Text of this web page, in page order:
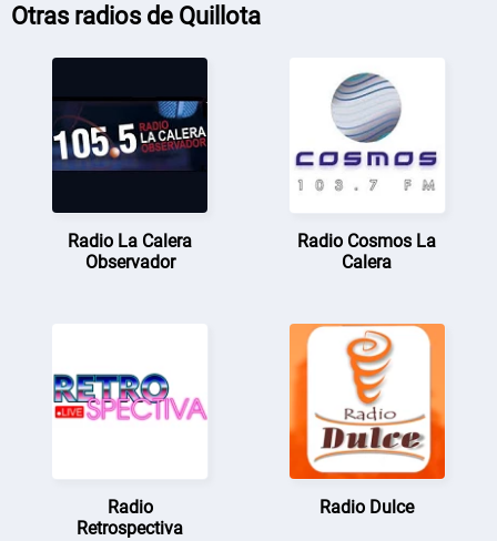
Otras radios de Quillota
Radio La Calera
Observador
Radio Cosmos La
Calera
Radio
Retrospectiva
Radio Dulce